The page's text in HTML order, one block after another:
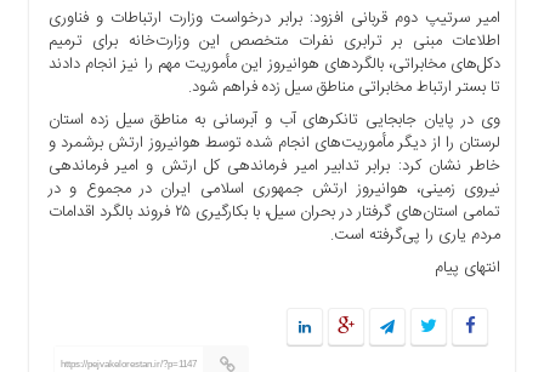
اخبار
سایت
ارتباط
برگه
نمونه
تعرفه
درباره
چند
امیر سرتیپ دوم قربانی افزود: برابر درخواست وزارت ارتباطات و فناوری
اطلاعات مبنی بر ترابری نفرات متخصص این وزارت‌خانه برای ترمیم
دکل‌های مخابراتی، بالگردهای هوانیروز این مأموریت مهم را نیز انجام دادند
تا بستر ارتباط مخابراتی مناطق سیل زده فراهم شود.
وی در پایان جابجایی تانکرهای آب و آبرسانی به مناطق سیل زده استان
لرستان را از دیگر مأموریت‌های انجام شده توسط هوانیروز ارتش برشمرد و
خاطر نشان کرد: برابر تدابیر امیر فرماندهی کل ارتش و امیر فرماندهی
نیروی زمینی، هوانیروز ارتش جمهوری اسلامی ایران در مجموع و در
تمامی استان‌های گرفتار در بحران سیل، با بکارگیری ۲۵ فروند بالگرد اقدامات
مردم یاری را پی‌گرفته است.
انتهای پیام
https://pejvakelorestan.ir/?p=1147